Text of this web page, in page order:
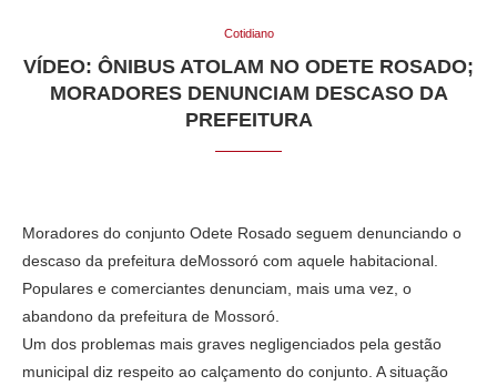
Cotidiano
VÍDEO: ÔNIBUS ATOLAM NO ODETE ROSADO;
MORADORES DENUNCIAM DESCASO DA
PREFEITURA
Moradores do conjunto Odete Rosado seguem denunciando o
descaso da prefeitura deMossoró com aquele habitacional.
Populares e comerciantes denunciam, mais uma vez, o
abandono da prefeitura de Mossoró.
Um dos problemas mais graves negligenciados pela gestão
municipal diz respeito ao calçamento do conjunto. A situação